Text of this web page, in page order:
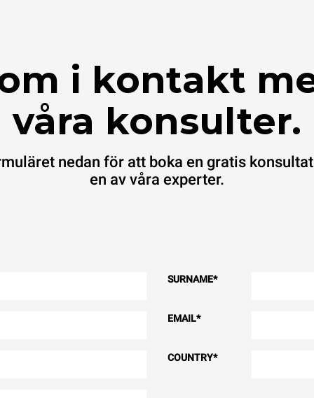
i kontakt
våra konsulter.
nedan för att boka en gratis
en av våra experter.
SURNAME*
EMAIL*
COUNTRY*